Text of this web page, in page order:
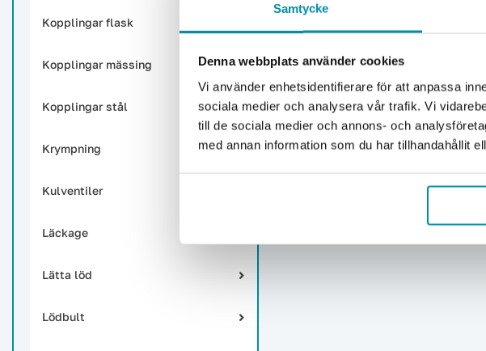
Samtycke
Denna webbplats använder cookies
Vi använder enhetsidentifierare för att anpassa
sociala medier och analysera vår trafik. Vi
till de sociala medier och annons- och
med annan information som du har tillhandahållit
Kopplingar flask
Kopplingar mässing
Kopplingar stål
Krympning
Kulventiler
Läckage
Lätta löd
Lödbult